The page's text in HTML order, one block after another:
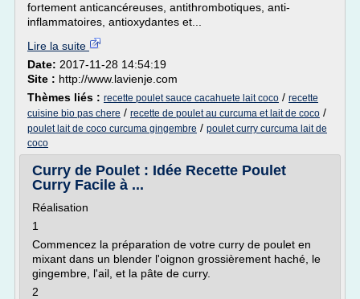
fortement anticancéreuses, antithrombotiques, anti-
inflammatoires, antioxydantes et...
Lire la suite
Date: 2017-11-28 14:54:19
Site : http://www.lavienje.com
Thèmes liés : recette poulet sauce cacahuete lait coco / recette
cuisine bio pas chere / recette de poulet au curcuma et lait de coco /
poulet lait de coco curcuma gingembre / poulet curry curcuma lait de
coco
Curry de Poulet : Idée Recette Poulet
Curry Facile à ...
Réalisation
1
Commencez la préparation de votre curry de poulet en
mixant dans un blender l'oignon grossièrement haché, le
gingembre, l'ail, et la pâte de curry.
2